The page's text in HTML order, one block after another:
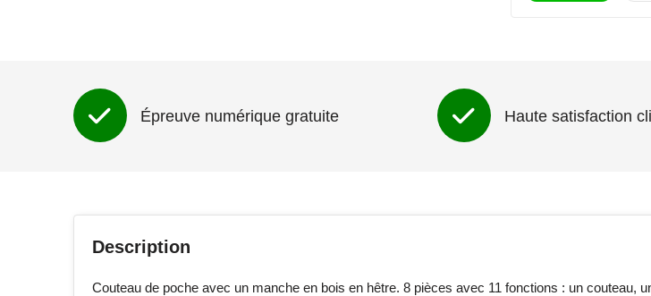
Épreuve numérique gratuite Haute satisfaction
Description
Couteau de poche avec un manche en bois en hêtre. 8 pièces avec 11 fonctions : un couteau,